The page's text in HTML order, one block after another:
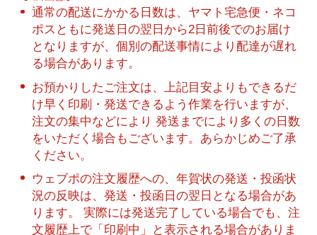
通常の配送にかかる日数は、ヤマト宅急便・ネコ
ポスともに発送日の翌日から2日前後でのお届け
となりますが、個別の配送事情により配達が遅れ
る場合があります。
お預かりしたご注文は、上記目安よりもできるだ
け早く印刷・発送できるよう作業を行いますが、
注文の集中などにより 発送までにより多くの日数
をいただく場合もございます。あらかじめご了承
ください。
ウェブポの注文履歴への、年賀状の発送・投函状
況の反映は、発送・投函日の翌日となる場合があ
ります。 実際には発送完了している場合でも、注
文履歴上で「印刷中」と表示される場合がありま